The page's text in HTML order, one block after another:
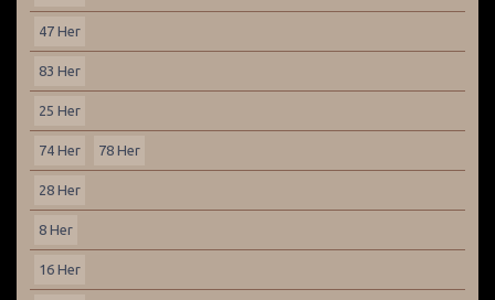
47 Her
83 Her
25 Her
74 Her 78 Her
28 Her
8 Her
16 Her